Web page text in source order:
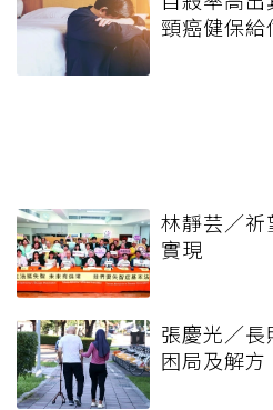
頸癌健保
林靜芸／祈
實現
張慶光／
困局及解方